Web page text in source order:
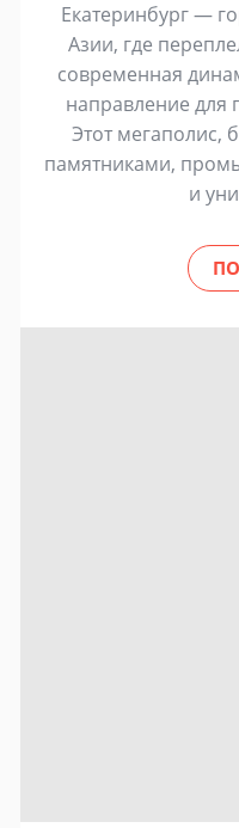
Екатеринбург —
Азии, где
современная
направление для
Этот мегаполис,
памятниками,
и